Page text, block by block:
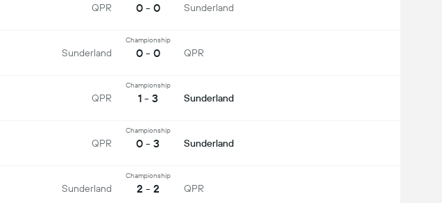
QPR 0 - 0 Sunderland
Sunderland
Championship
0 - 0 QPR
QPR
Championship
1 - 3 Sunderland
QPR
Championship
0 - 3 Sunderland
Sunderland
Championship
2 - 2 QPR